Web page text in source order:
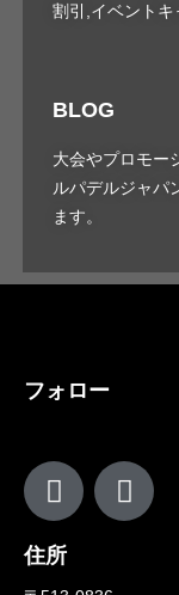
割引,イベントキ
BLOG
大会やプロモー
ルパデルジャパ
ます。
フォロー
住所